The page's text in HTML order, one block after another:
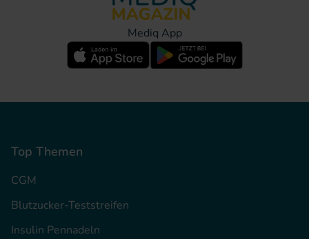
Mediq App
Top Themen
CGM
Blutzucker-Teststreifen
Insulin Pennadeln